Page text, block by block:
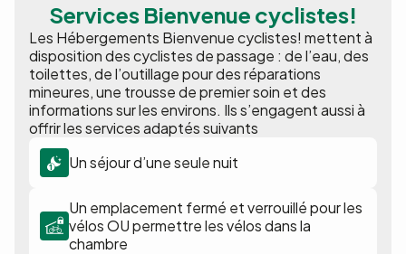
Services Bienvenue cyclistes!
Les Hébergements Bienvenue cyclistes! mettent à
disposition des cyclistes de passage : de l’eau, des
toilettes, de l’outillage pour des réparations
mineures, une trousse de premier soin et des
informations sur les environs. Ils s’engagent aussi à
offrir les services adaptés suivants
Un séjour d’une seule nuit
Un emplacement fermé et verrouillé pour les
vélos OU permettre les vélos dans la
chambre